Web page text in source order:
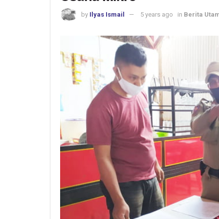
by Ilyas Ismail 5 years ago in Berita